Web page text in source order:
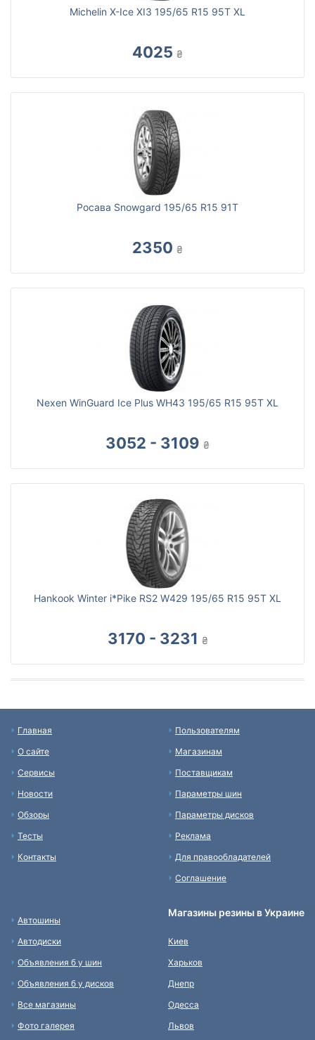
Michelin X-Ice XI3 195/65 R15 95T XL
4025 ₴
Росава Snowgard 195/65 R15 91T
2350 ₴
Nexen WinGuard Ice Plus WH43 195/65 R15 95T XL
3052 - 3109 ₴
Hankook Winter i*Pike RS2 W429 195/65 R15 95T XL
3170 - 3231 ₴
Главная
О сайте
Сервисы
Новости
Обзоры
Тесты
Контакты
Пользователям
Магазинам
Поставщикам
Параметры шин
Параметры дисков
Реклама
Для правообладателей
Соглашение
Автошины
Автодиски
Объявления б у шин
Объявления б у дисков
Все магазины
Фото галерея
Магазины резины в Украине
Киев
Харьков
Днепр
Одесса
Львов